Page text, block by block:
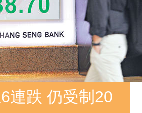
連跌 仍受制20